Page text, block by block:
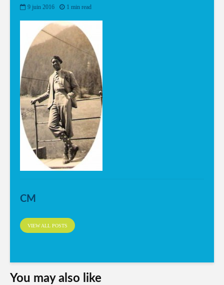
9 juin 2016 1 min read
CM
VIEW ALL POSTS
You may also like